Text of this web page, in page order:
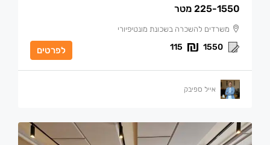
225-1550 מטר
משרדים להשכרה בשכונת מונטיפיורי
1550
115 לפרטים
אייל ספיבק